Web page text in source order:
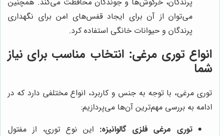
می‌توان از آن برای ایجاد قفس‌های امن برای نگهداری
پرندگان و حیوانات خانگی استفاده کرد.
انواع توری مرغی: انتخاب مناسب برای نیاز
شما
توری مرغی، با توجه به جنس و کاربرد، انواع مختلفی دارد که در
ادامه به بررسی مهم‌ترین آن‌ها می‌پردازیم:
توری مرغی فلزی گالوانیزه: این نوع توری، از مفتول